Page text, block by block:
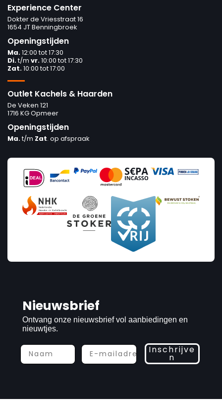
Experience Center
Dokter de Vriesstraat 16
1654 JT Benningbroek
Openingstijden
Ma.12:00 tot 17:30
Di.t/m vr.10:00 tot 17:30
Zat.10:00 tot 17:00
Outlet Kachels & Haarden
De Veken 121
1716 KG Opmeer
Openingstijden
Ma.t/m Zat. op afspraak
Nieuwsbrief
Ontvang onze nieuwsbrief vol aanbiedingen en
nieuwtjes.
Inschrijve
n